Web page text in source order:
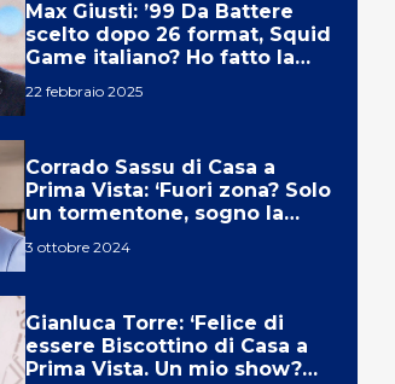
Max Giusti: ’99 Da Battere
scelto dopo 26 format, Squid
Game italiano? Ho fatto la
22 febbraio 2025
Corrado Sassu di Casa a
Prima Vista: ‘Fuori zona? Solo
un tormentone, sogno la
3 ottobre 2024
Gianluca Torre: ‘Felice di
essere Biscottino di Casa a
Prima Vista. Un mio show?